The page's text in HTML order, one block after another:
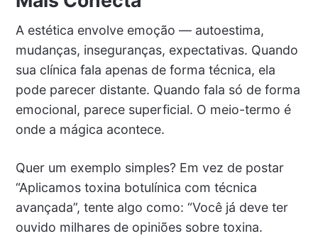
A estética envolve emoção — autoestima,
mudanças, inseguranças, expectativas. Quando
sua clínica fala apenas de forma técnica, ela
pode parecer distante. Quando fala só de forma
emocional, parece superficial. O meio-termo é
onde a mágica acontece.
Quer um exemplo simples? Em vez de postar
“Aplicamos toxina botulínica com técnica
avançada”, tente algo como: “Você já deve ter
ouvido milhares de opiniões sobre toxina.